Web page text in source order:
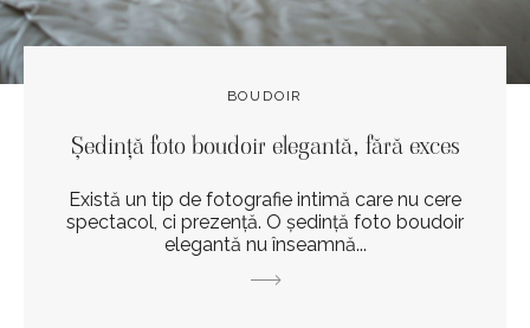
BOUDOIR
Ședință foto boudoir elegantă, fără exces
Există un tip de fotografie intimă care nu cere
spectacol, ci prezență. O ședință foto boudoir
elegantă nu înseamnă...